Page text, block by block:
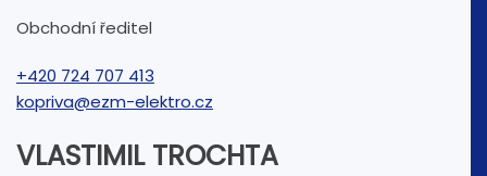
Obchodní ředitel
+420 724 707 413
kopriva@ezm-elektro.cz
VLASTIMIL TROCHTA